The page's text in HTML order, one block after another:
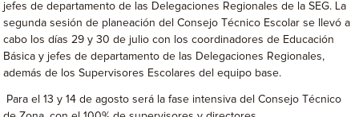
jefes de departamento de las Delegaciones Regionales de la SEG. La
segunda sesión de planeación del Consejo Técnico Escolar se llevó a
cabo los días 29 y 30 de julio con los coordinadores de Educación
Básica y jefes de departamento de las Delegaciones Regionales,
además de los Supervisores Escolares del equipo base.
Para el 13 y 14 de agosto será la fase intensiva del Consejo Técnico